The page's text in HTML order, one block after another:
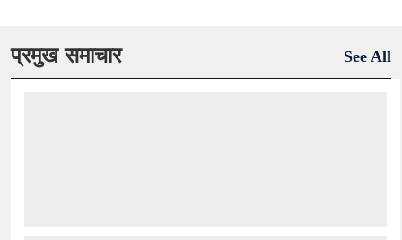
प्रमुख समाचार See All